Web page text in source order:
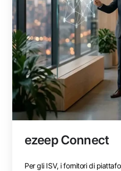
ezeep Connect
Per gli ISV, i fornitori di